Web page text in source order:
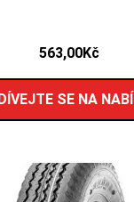
563,00Kč
SE NA